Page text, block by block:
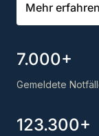
Mehr
7.000+
Gemeldete
123.300+